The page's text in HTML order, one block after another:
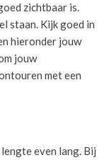
zichtbaar is.
staan. Kijk goed in
hieronder jouw
jouw
met een
even lang. Bij